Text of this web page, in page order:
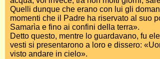
Quelli dunque che erano con lui gli
momenti che il Padre ha riservato al suo
Samarìa e fino ai confini della terra».
Detto questo, mentre lo guardavano, fu
vesti si presentarono a loro e dissero:
visto andare in cielo».